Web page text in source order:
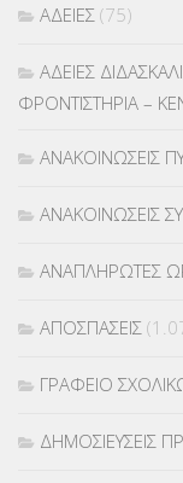
ΑΔΕΙΕΣ (75)
ΑΔΕΙΕΣ
ΦΡΟΝΤΙΣΤΗΡΙΑ –
ΑΝΑΚΟΙΝΩΣΕΙΣ
ΑΝΑΚΟΙΝΩΣΕΙΣ
ΑΝΑΠΛΗΡΩΤΕΣ
ΑΠΟΣΠΑΣΕΙΣ
ΓΡΑΦΕΙΟ
ΔΗΜΟΣΙΕΥΣΕΙΣ